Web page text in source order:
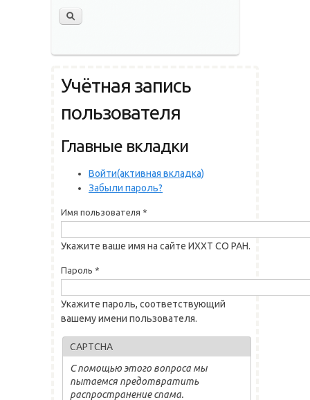
Учётная запись
пользователя
Главные вкладки
Войти(активная вкладка)
Забыли пароль?
Имя пользователя *
Укажите ваше имя на сайте ИХХТ СО РАН.
Пароль *
Укажите пароль, соответствующий
вашему имени пользователя.
CAPTCHA
С помощью этого вопроса мы
пытаемся предотвратить
распространение спама.